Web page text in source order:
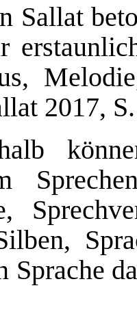
Sallat
2017,
Sprache